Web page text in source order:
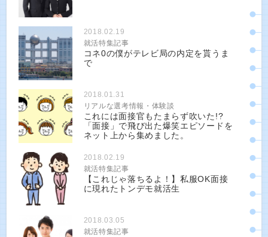
2018.02.19
就活特集記事
コネ0の僕がテレビ局の内定を貰うま
で
2018.01.31
リアルな選考情報・体験談
これには面接官もたまらず吹いた!?
「面接」で飛び出た爆笑エピソードを
ネット上から集めました。
2018.02.19
就活特集記事
【これじゃ落ちるよ！】私服OK面接
に現れたトンデモ就活生
2018.03.05
就活特集記事